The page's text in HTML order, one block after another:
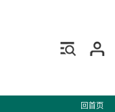
回首页